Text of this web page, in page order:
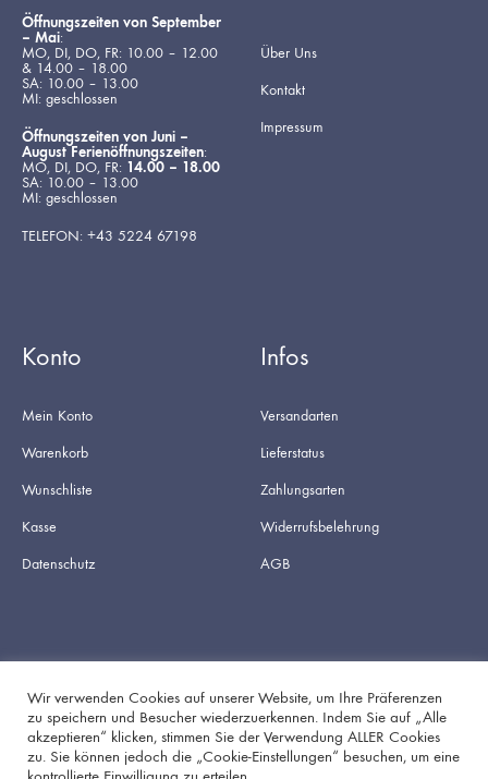
Öffnungszeiten von September
– Mai:
MO, DI, DO, FR: 10.00 – 12.00
& 14.00 – 18.00
SA: 10.00 – 13.00
MI: geschlossen
Öffnungszeiten von Juni –
August Ferienöffnungszeiten:
MO, DI, DO, FR: 14.00 – 18.00
SA: 10.00 – 13.00
MI: geschlossen
TELEFON: +43 5224 67198
Über Uns
Kontakt
Impressum
Konto
Mein Konto
Warenkorb
Wunschliste
Kasse
Datenschutz
Infos
Versandarten
Lieferstatus
Zahlungsarten
Widerrufsbelehrung
AGB
FacebookInstagram
Wir verwenden Cookies auf unserer Website, um Ihre Präferenzen
zu speichern und Besucher wiederzuerkennen. Indem Sie auf „Alle
akzeptieren“ klicken, stimmen Sie der Verwendung ALLER Cookies
zu. Sie können jedoch die „Cookie-Einstellungen“ besuchen, um eine